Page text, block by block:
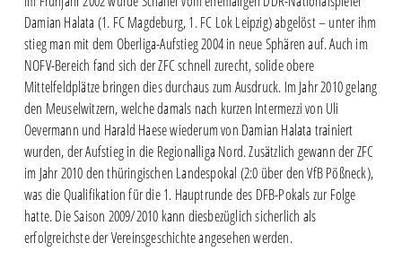
Damian Halata (1. FC Magdeburg, 1. FC Lok Leipzig) abgelöst – unter ihm
stieg man mit dem Oberliga-Aufstieg 2004 in neue Sphären auf. Auch im
NOFV-Bereich fand sich der ZFC schnell zurecht, solide obere
Mittelfeldplätze bringen dies durchaus zum Ausdruck. Im Jahr 2010 gelang
den Meuselwitzern, welche damals nach kurzen Intermezzi von Uli
Oevermann und Harald Haese wiederum von Damian Halata trainiert
wurden, der Aufstieg in die Regionalliga Nord. Zusätzlich gewann der ZFC
im Jahr 2010 den thüringischen Landespokal (2:0 über den VfB Pößneck),
was die Qualifikation für die 1. Hauptrunde des DFB-Pokals zur Folge
hatte. Die Saison 2009/2010 kann diesbezüglich sicherlich als
erfolgreichste der Vereinsgeschichte angesehen werden.